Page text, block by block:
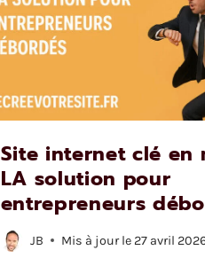
Site internet clé en
LA solution pour
entrepreneurs
JB Mis à jour le 27 avril